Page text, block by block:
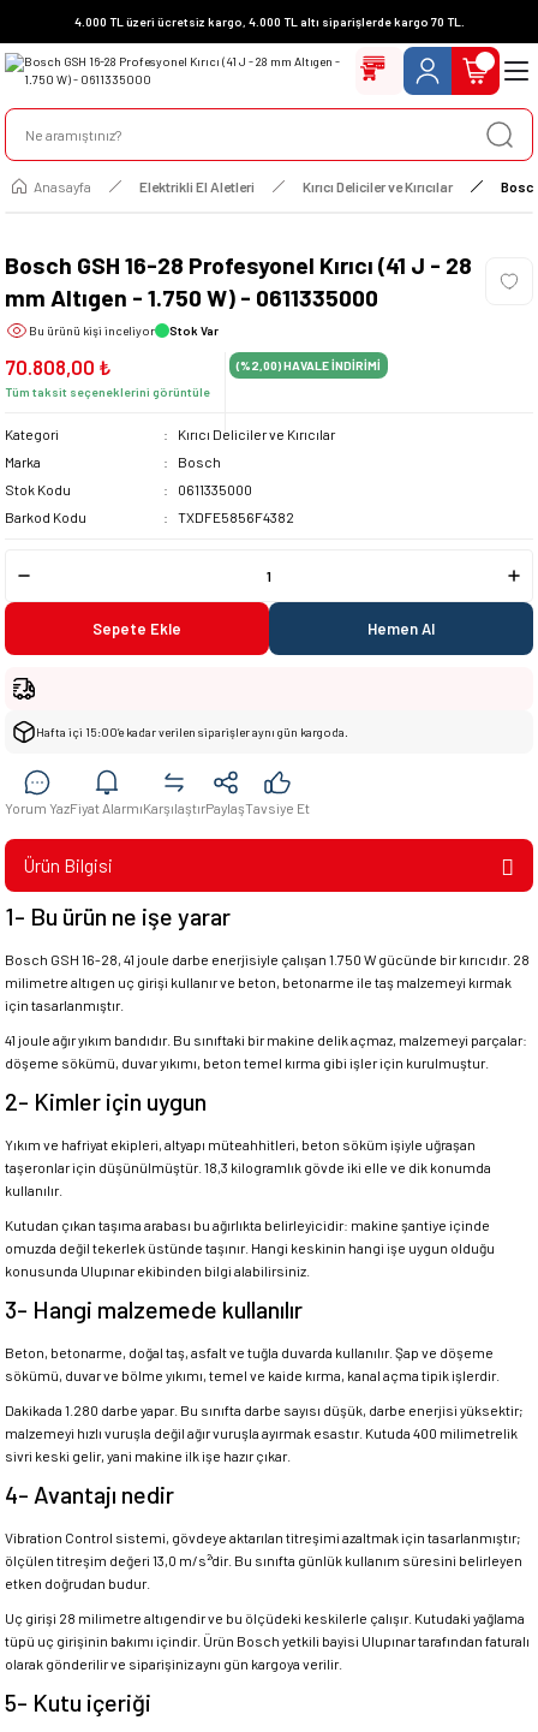
4.000 TL üzeri ücretsiz kargo, 4.000 TL altı siparişlerde kargo 70 TL.
Anasayfa Elektrikli El Aletleri Kırıcı Deliciler ve Kırıcılar
Bosch GSH 16-28 Profesyonel Kırıcı (41 J - 28
mm Altıgen - 1.750 W) - 0611335000
Bu ürünü kişi inceliyor Stok Var
70.808,00 ₺
Tüm taksit seçeneklerini görüntüle
(%2,00)HAVALE İNDİRİMİ
Kategori
Kırıcı Deliciler ve Kırıcılar
Marka
Bosch
Stok Kodu
0611335000
Barkod Kodu
TXDFE5856F4382
Sepete Ekle Hemen Al
Hafta içi 15:00’e kadar verilen siparişler aynı gün kargoda.
Yorum YazFiyat AlarmıKarşılaştırPaylaşTavsiye Et
Ürün Bilgisi
1- Bu ürün ne işe yarar
Bosch GSH 16-28, 41 joule darbe enerjisiyle çalışan 1.750 W gücünde bir kırıcıdır. 28
milimetre altıgen uç girişi kullanır ve beton, betonarme ile taş malzemeyi kırmak
için tasarlanmıştır.
41 joule ağır yıkım bandıdır. Bu sınıftaki bir makine delik açmaz, malzemeyi parçalar:
döşeme sökümü, duvar yıkımı, beton temel kırma gibi işler için kurulmuştur.
2- Kimler için uygun
Yıkım ve hafriyat ekipleri, altyapı müteahhitleri, beton söküm işiyle uğraşan
taşeronlar için düşünülmüştür. 18,3 kilogramlık gövde iki elle ve dik konumda
kullanılır.
Kutudan çıkan taşıma arabası bu ağırlıkta belirleyicidir: makine şantiye içinde
omuzda değil tekerlek üstünde taşınır. Hangi keskinin hangi işe uygun olduğu
konusunda Ulupınar ekibinden bilgi alabilirsiniz.
3- Hangi malzemede kullanılır
Beton, betonarme, doğal taş, asfalt ve tuğla duvarda kullanılır. Şap ve döşeme
sökümü, duvar ve bölme yıkımı, temel ve kaide kırma, kanal açma tipik işlerdir.
Dakikada 1.280 darbe yapar. Bu sınıfta darbe sayısı düşük, darbe enerjisi yüksektir;
malzemeyi hızlı vuruşla değil ağır vuruşla ayırmak esastır. Kutuda 400 milimetrelik
sivri keski gelir, yani makine ilk işe hazır çıkar.
4- Avantajı nedir
Vibration Control sistemi, gövdeye aktarılan titreşimi azaltmak için tasarlanmıştır;
ölçülen titreşim değeri 13,0 m/s²'dir. Bu sınıfta günlük kullanım süresini belirleyen
etken doğrudan budur.
Uç girişi 28 milimetre altıgendir ve bu ölçüdeki keskilerle çalışır. Kutudaki yağlama
tüpü uç girişinin bakımı içindir. Ürün Bosch yetkili bayisi Ulupınar tarafından faturalı
olarak gönderilir ve siparişiniz aynı gün kargoya verilir.
5- Kutu içeriği